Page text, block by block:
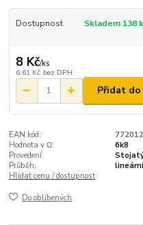
Dostupnost Skladem 138
8 Kč/ks
6,61 Kč bez DPH
Přidat do
EAN kód:
Hodnota v Ω:
6k8
Provedení:
Průběh:
lineární
Hlídat cenu / dostupnost
Do oblíbených